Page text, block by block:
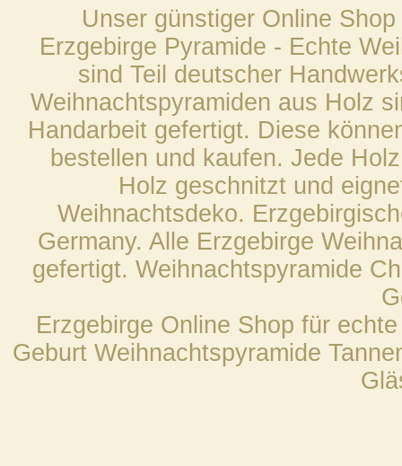
Unser günstiger Online
Erzgebirge Pyramide - Echte
sind Teil deutscher
Weihnachtspyramiden aus Holz
Handarbeit gefertigt. Diese
bestellen und kaufen. Jede
Holz geschnitzt und
Weihnachtsdeko.
Germany. Alle Erzgebirge
gefertigt. Weihnachtspyramide
Erzgebirge Online Shop für
Geburt Weihnachtspyramide